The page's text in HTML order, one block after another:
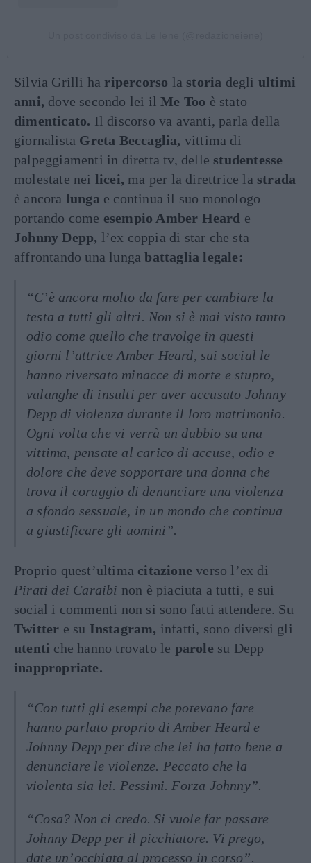
Silvia Grilli ha ripercorso la storia degli ultimi
anni, dove secondo lei ilMe Too è stato
dimenticato. Il discorso va avanti, parla della
giornalista Greta Beccaglia, vittima di
palpeggiamenti in diretta tv, delle studentesse
molestate nei licei, ma per la direttrice la strada
è ancora lunga e continua il suo monologo
portando come esempio Amber Heard e
Johnny Depp, l’ex coppia di star che sta
affrontando una lungabattaglia legale:
“C’è ancora molto da fare per cambiare la
testa a tutti gli altri. Non si è mai visto tanto
odio come quello che travolge in questi
giorni l’attrice Amber Heard, sui social le
hanno riversato minacce di morte e stupro,
valanghe di insulti per aver accusato Johnny
Depp di violenza durante il loro matrimonio.
Ogni volta che vi verrà un dubbio su una
vittima, pensate al carico di accuse, odio e
dolore che deve sopportare una donna che
trova il coraggio di denunciare una violenza
a sfondo sessuale, in un mondo che continua
a giustificare gli uomini”.
Proprio quest’ultima citazione verso l’ex di
Pirati dei Caraibi non è piaciuta a tutti, e sui
social i commenti non si sono fatti attendere. Su
Twitter e su Instagram, infatti, sono diversi gli
utenti che hanno trovato le parole su Depp
inappropriate.
“Con tutti gli esempi che potevano fare
hanno parlato proprio di Amber Heard e
Johnny Depp per dire che lei ha fatto bene a
denunciare le violenze. Peccato che la
violenta sia lei. Pessimi. Forza Johnny”.
“Cosa? Non ci credo. Si vuole far passare
Johnny Depp per il picchiatore. Vi prego,
date un’occhiata al processo in corso”.